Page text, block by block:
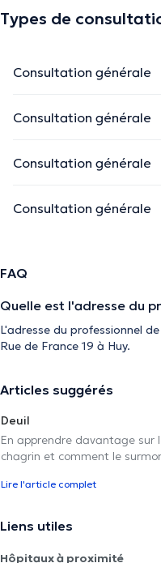
Types de
Consultation générale
Consultation générale
Consultation générale
Consultation générale
FAQ
Quelle est l'adresse du
L'adresse du professionnel
Rue de France 19 à Huy.
Articles suggérés
Deuil
En apprendre davantage sur
chagrin et comment le
Lire l'article complet
Liens utiles
Hôpitaux à proximité